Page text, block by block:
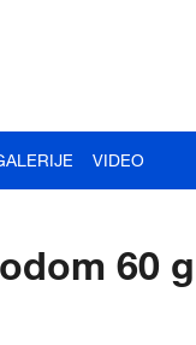
VIDEO
60